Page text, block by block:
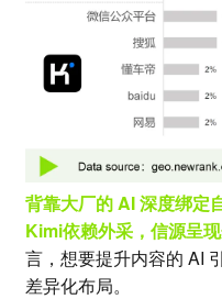
背靠大厂的 AI 深度绑定
Kimi依赖外采，信源呈
言，想要提升内容的 AI
差异化布局。